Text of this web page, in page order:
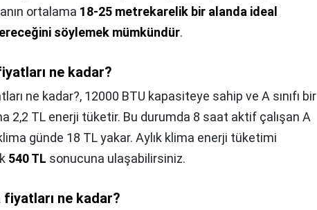
ortalama 18-25 metrekarelik bir alanda ideal
söylemek mümkündür.
ne kadar?
ne kadar?, 12000 BTU kapasiteye sahip ve A sınıfı bir
2,2 TL enerji tüketir. Bu durumda 8 saat aktif çalışan A
günde 18 TL yakar. Aylık klima enerji tüketimi
540 TL sonucuna ulaşabilirsiniz.
ne kadar?